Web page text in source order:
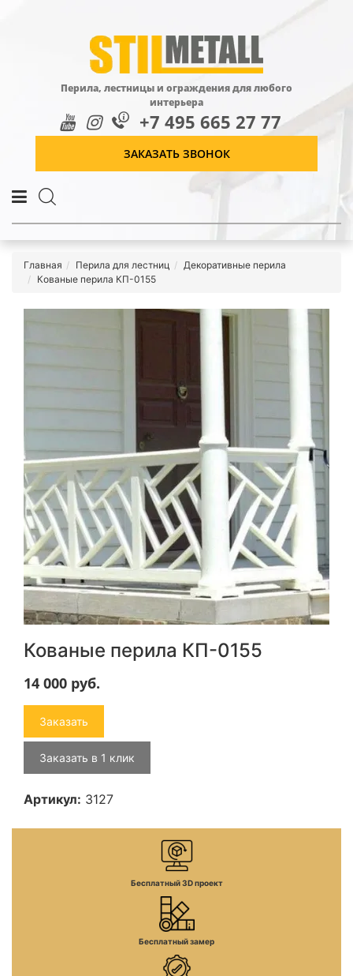
Перила, лестницы и ограждения для любого
интерьера
+7 495 665 27 77
ЗАКАЗАТЬ ЗВОНОК
Главная Перила для лестниц
Декоративные перила
Кованые перила КП-0155
Кованые перила КП-0155
14 000 руб.
Заказать
Заказать в 1 клик
Артикул: 3127
Бесплатный 3D проект
Бесплатный замер